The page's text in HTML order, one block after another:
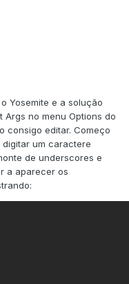
Yosemite e a solução
no menu Options do
consigo editar. Começo
um caractere
de underscores e
a aparecer os